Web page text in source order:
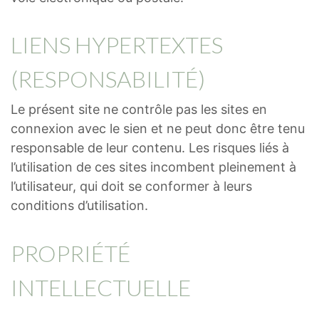
LIENS HYPERTEXTES
(RESPONSABILITÉ)
Le présent site ne contrôle pas les sites en
connexion avec le sien et ne peut donc être tenu
responsable de leur contenu. Les risques liés à
l’utilisation de ces sites incombent pleinement à
l’utilisateur, qui doit se conformer à leurs
conditions d’utilisation.
PROPRIÉTÉ
INTELLECTUELLE